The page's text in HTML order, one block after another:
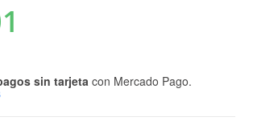
sin tarjeta con Mercado Pago.